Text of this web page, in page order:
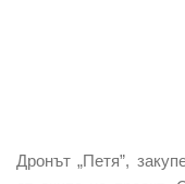
Дронът „Петя”,